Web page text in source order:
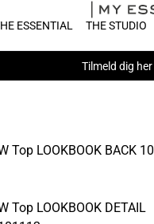
ESSENTIAL THE STUDIO
Tilmeld dig her